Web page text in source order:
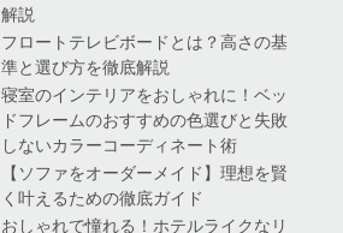
解説
フロートテレビボードとは？高さの基
準と選び方を徹底解説
寝室のインテリアをおしゃれに！ベッ
ドフレームのおすすめの色選びと失敗
しないカラーコーディネート術
【ソファをオーダーメイド】理想を賢
く叶えるための徹底ガイド
おしゃれで憧れる！ホテルライクなリ